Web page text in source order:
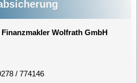
Wolfrath GmbH
/ 774146